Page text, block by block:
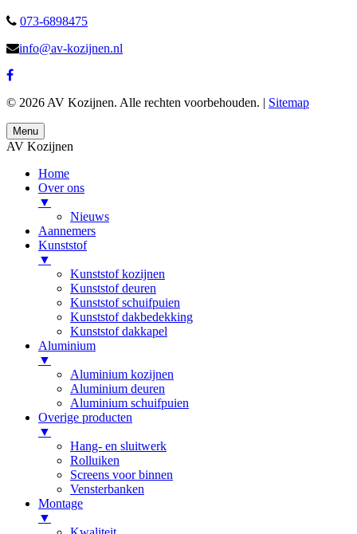
073-6898475
info@av-kozijnen.nl
© 2026 AV Kozijnen. Alle rechten voorbehouden. | Sitemap
Menu
AV Kozijnen
Home
Over ons
▼
Nieuws
Aannemers
Kunststof
▼
Kunststof kozijnen
Kunststof deuren
Kunststof schuifpuien
Kunststof dakbedekking
Kunststof dakkapel
Aluminium
▼
Aluminium kozijnen
Aluminium deuren
Aluminium schuifpuien
Overige producten
▼
Hang- en sluitwerk
Rolluiken
Screens voor binnen
Vensterbanken
Montage
▼